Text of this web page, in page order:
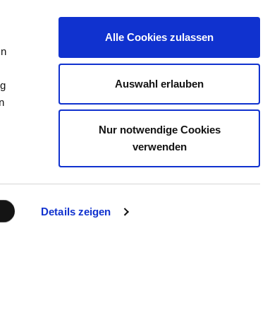
Details zeigen
Alle Cookies zulassen
Auswahl erlauben
Nur notwendige Cookies
verwenden
CONTACT YOUR OPINION
RIESESTRASSE